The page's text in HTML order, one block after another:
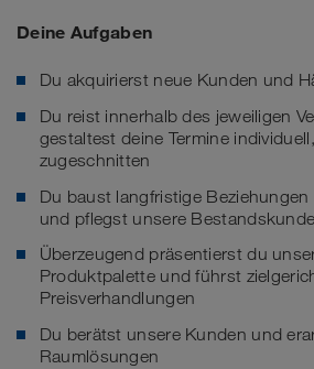
Deine Aufgaben
Du akquirierst neue Kunden und
Du reist innerhalb des jeweiligen
gestaltest deine Termine
zugeschnitten
Du baust langfristige
und pflegst unsere
Überzeugend präsentierst du
Produktpalette und führst
Preisverhandlungen
Du berätst unsere Kunden und
Raumlösungen